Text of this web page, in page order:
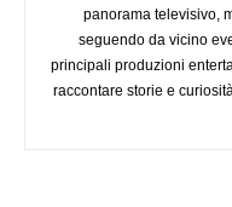
panorama televisivo,
seguendo da vicino
principali produzioni
raccontare storie e